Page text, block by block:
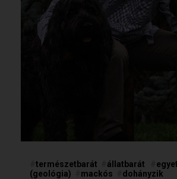
természetbarát állatbarát
(geológia)
mackós dohányzik